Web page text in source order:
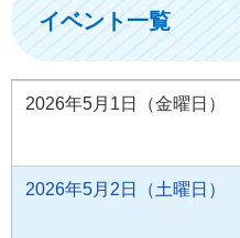
イベント一覧
2026年5月1日（金曜日）
2026年5月2日（土曜日）